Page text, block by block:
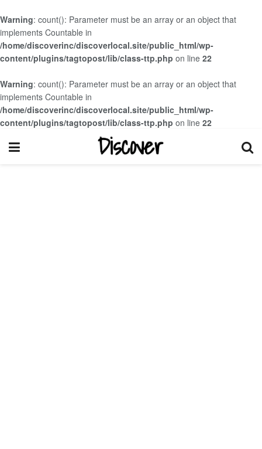
Warning: count(): Parameter must be an array or an object that
implements Countable in
/home/discoverinc/discoverlocal.site/public_html/wp-
content/plugins/tagtopost/lib/class-ttp.php on line 22
Warning: count(): Parameter must be an array or an object that
implements Countable in
/home/discoverinc/discoverlocal.site/public_html/wp-
content/plugins/tagtopost/lib/class-ttp.php on line 22